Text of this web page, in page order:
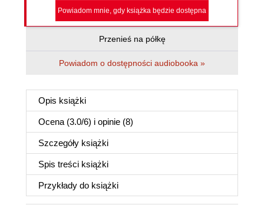
Powiadom mnie, gdy książka będzie dostępna
Przenieś na półkę
Powiadom o dostępności audiobooka »
Opis książki
Ocena (3.0/6) i opinie (8)
Szczegóły książki
Spis treści książki
Przykłady do książki